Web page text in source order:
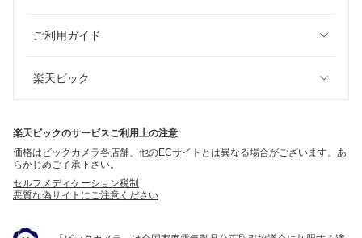
ご利用ガイド
楽天ビック
楽天ビックのサービスご利用上の注意
価格はビックカメラ各店舗、他のECサイトとは異なる場合がございます。あ
らかじめご了承下さい。
セルフメディケーション税制
悪質な偽サイトにご注意ください